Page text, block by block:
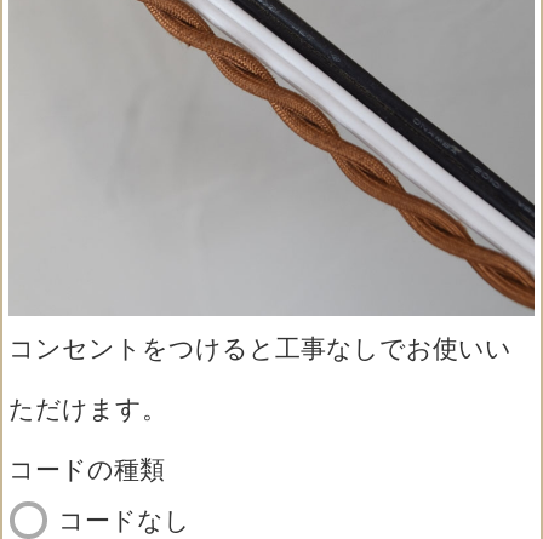
コンセントをつけると工事なしでお使いい
ただけます。
コードの種類
コードなし